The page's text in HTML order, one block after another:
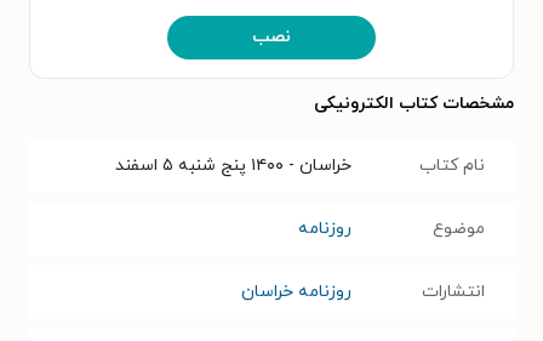
نصب
مشخصات کتاب الکترونیکی
نام کتاب خراسان - ۱۴۰۰ پنج شنبه ۵ اسفند
موضوع روزنامه
انتشارات روزنامه خراسان